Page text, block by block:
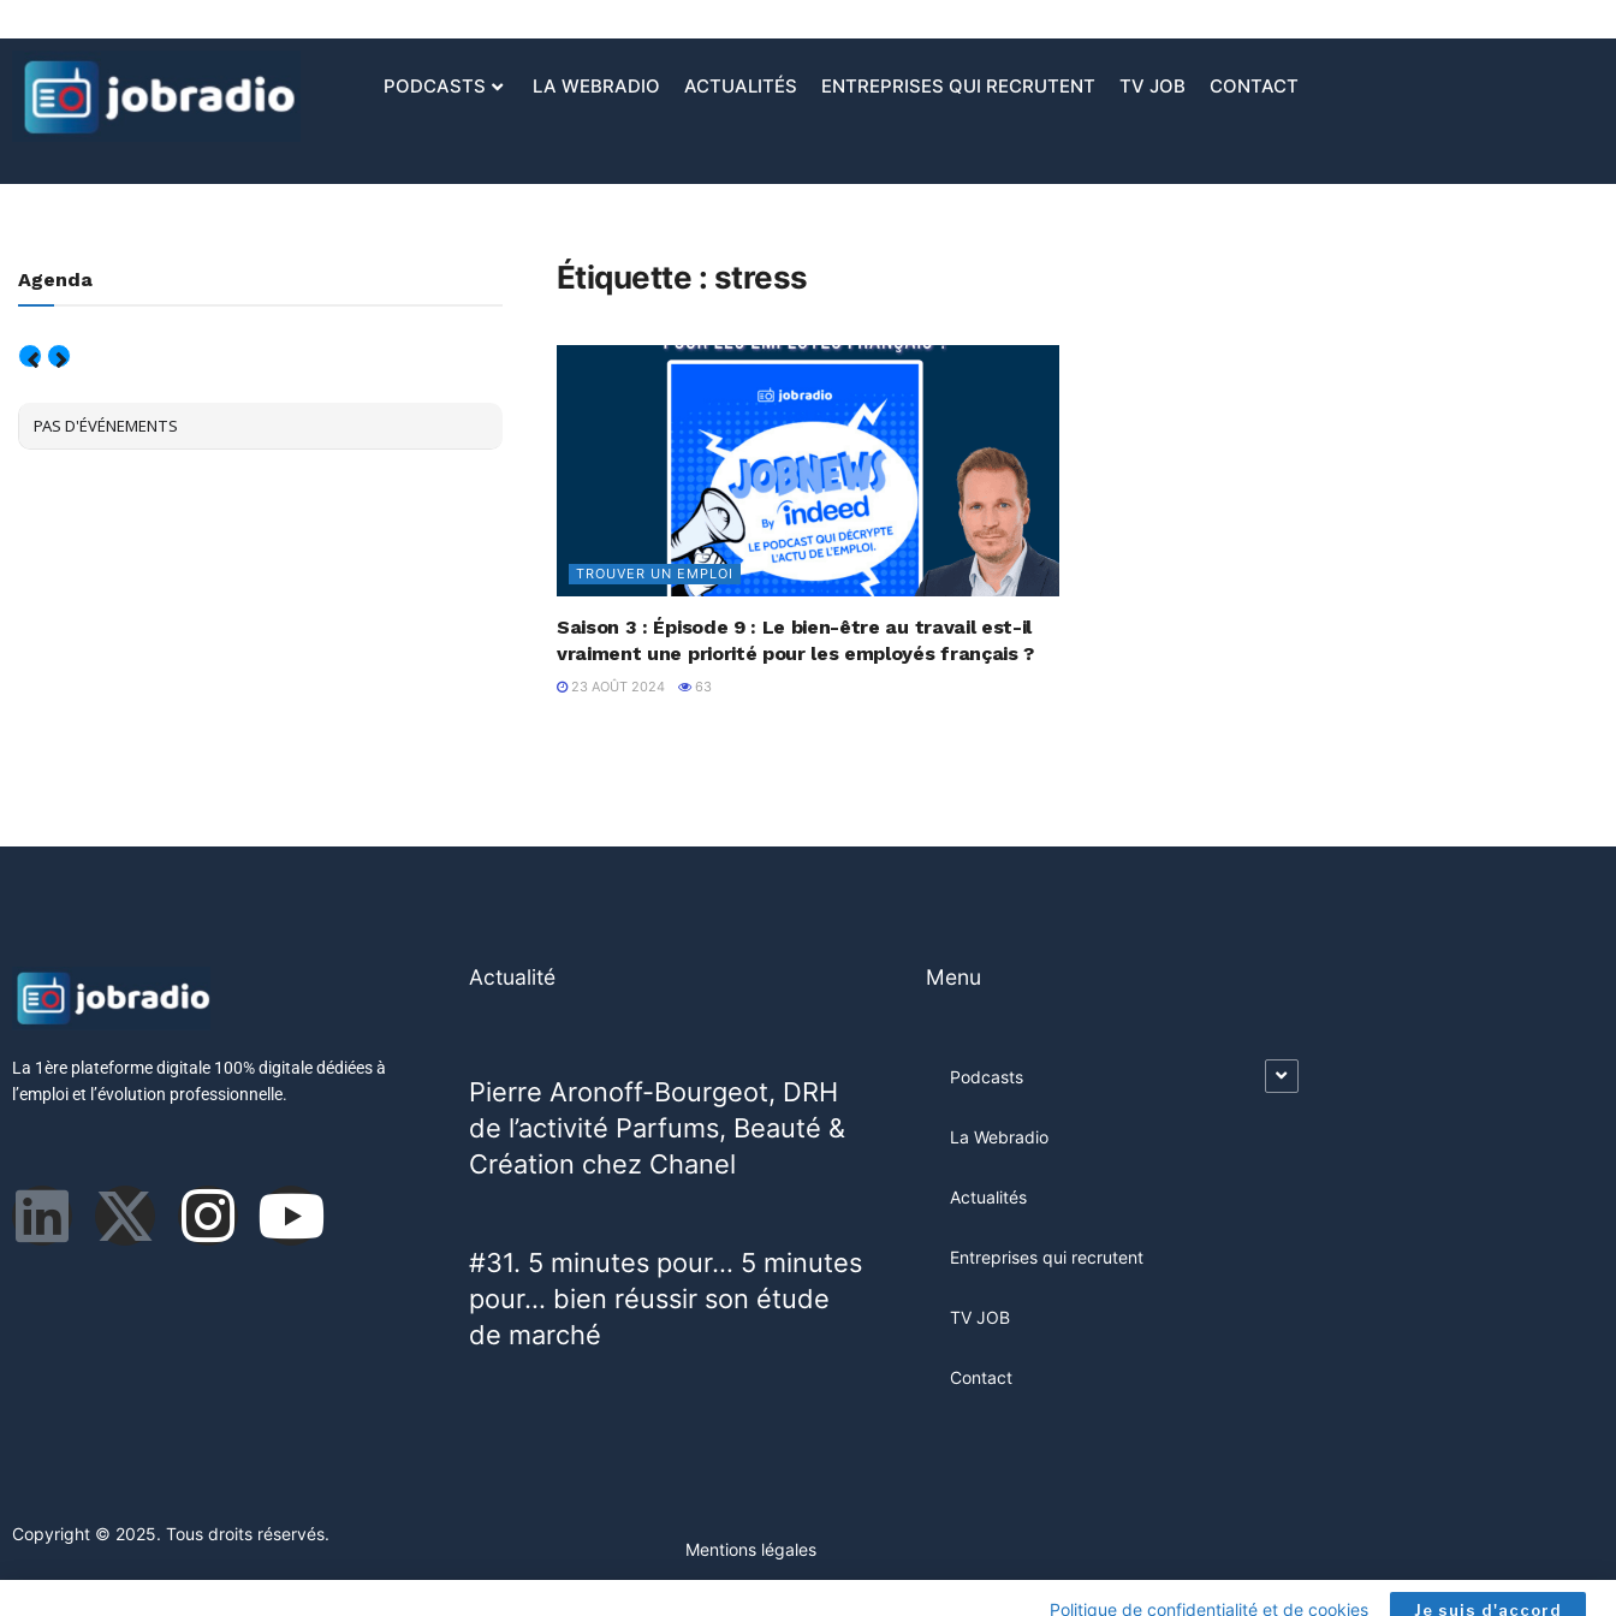
PODCASTS LA WEBRADIO ACTUALITÉS ENTREPRISES QUI RECRUTENT TV JOB CONTACT
Étiquette : stress
TROUVER UN EMPLOI
Saison 3 : Épisode 9 : Le bien-être au travail est-il
vraiment une priorité pour les employés français ?
23 AOÛT 2024 63
Agenda
PAS D'ÉVÉNEMENTS
Politique de confidentialité et de cookies Je suis d'accord
La 1ère plateforme digitale 100% digitale dédiées à
l’emploi et l’évolution professionnelle.
Actualité
Pierre Aronoff-Bourgeot, DRH
de l’activité Parfums, Beauté &
Création chez Chanel
#31. 5 minutes pour… 5 minutes
pour… bien réussir son étude
de marché
Menu
Podcasts
La Webradio
Actualités
Entreprises qui recrutent
TV JOB
Contact
Copyright © 2025. Tous droits réservés.
Mentions légales